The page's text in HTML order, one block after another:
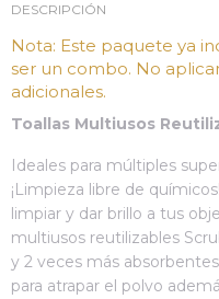
DESCRIPCIÓN
Nota: Este paquete ya
ser un combo. No
adicionales.
Toallas Multiusos
Ideales para múltiples
¡Limpieza libre de
limpiar y dar brillo a tus
multiusos reutilizables
y 2 veces más
para atrapar el polvo